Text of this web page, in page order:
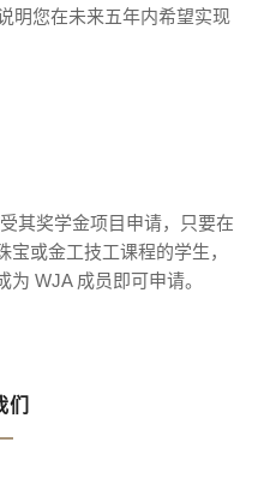
明您在未来五年内希望实现
其奖学金项目申请，只要在
或金工技工课程的学生，
WJA 成员即可申请。
们